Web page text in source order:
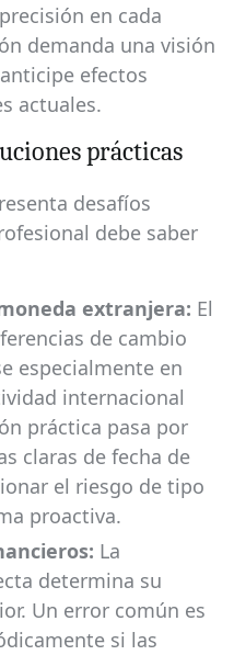
en cada
demanda una visión
efectos
actuales.
prácticas
desafíos
debe saber
extranjera: El
de cambio
especialmente en
internacional
práctica pasa por
claras de fecha de
el riesgo de tipo
proactiva.
La
determina su
Un error común es
si las